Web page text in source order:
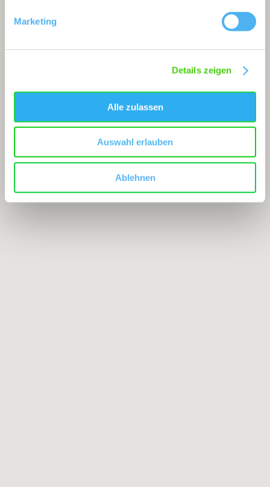
Marketing
Details zeigen
Alle zulassen
Auswahl erlauben
Ablehnen